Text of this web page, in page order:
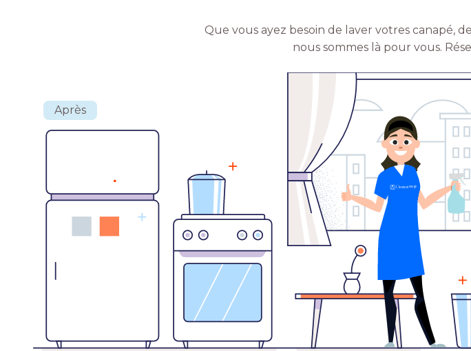
Que vous ayez besoin de laver votres canapé,
nous sommes là pour vous.